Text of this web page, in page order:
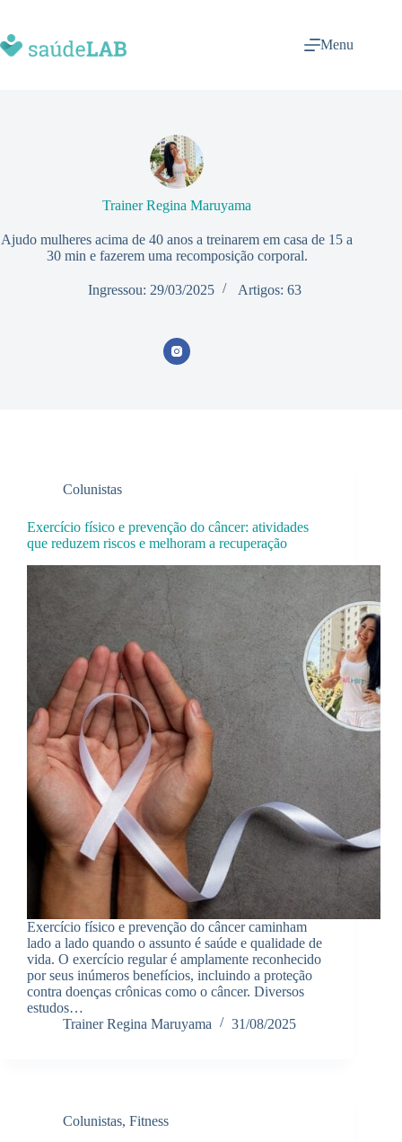
Menu
Trainer Regina Maruyama
Ajudo mulheres acima de 40 anos a treinarem em casa de 15 a
30 min e fazerem uma recomposição corporal.
Ingressou: 29/03/2025 Artigos: 63
Colunistas
Exercício físico e prevenção do câncer: atividades
que reduzem riscos e melhoram a recuperação
Exercício físico e prevenção do câncer caminham
lado a lado quando o assunto é saúde e qualidade de
vida. O exercício regular é amplamente reconhecido
por seus inúmeros benefícios, incluindo a proteção
contra doenças crônicas como o câncer. Diversos
estudos…
Trainer Regina Maruyama
31/08/2025
Colunistas, Fitness